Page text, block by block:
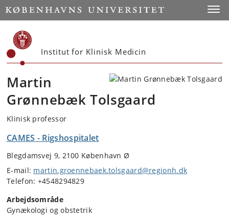
Start
Institut for Klinisk Medicin
Martin
Grønnebæk Tolsgaard
Klinisk professor
CAMES - Rigshospitalet
Blegdamsvej 9, 2100 København Ø
E-mail: martin.groennebaek.tolsgaard@regionh.dk
Telefon: +4548294829
Arbejdsområde
Gynækologi og obstetrik